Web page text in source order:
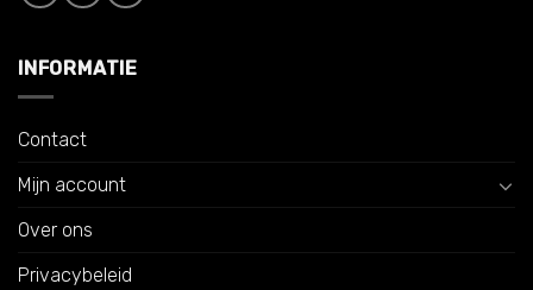
INFORMATIE
Contact
Mijn account
Over ons
Privacybeleid